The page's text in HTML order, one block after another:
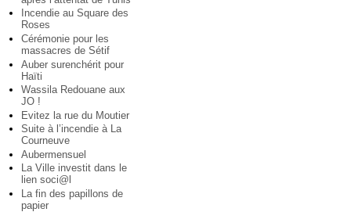
Incendie au Square des
Roses
Cérémonie pour les
massacres de Sétif
Auber surenchérit pour
Haïti
Wassila Redouane aux
JO !
Evitez la rue du Moutier
Suite à l’incendie à La
Courneuve
Aubermensuel
La Ville investit dans le
lien soci@l
La fin des papillons de
papier